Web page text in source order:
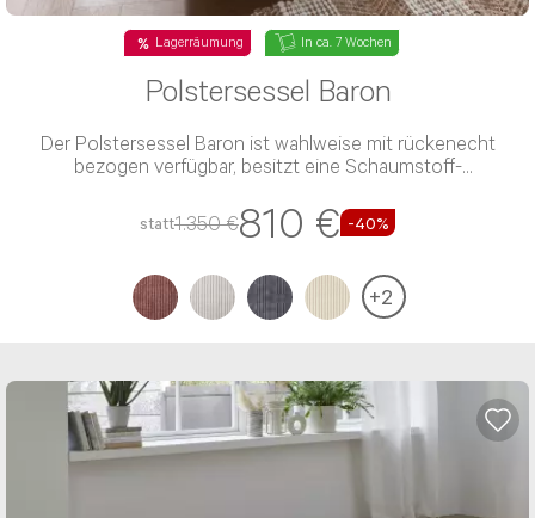
Nachricht*
Lagerräumung In ca. 7 Wochen
Polstersessel Baron
Der Polstersessel Baron ist wahlweise mit rückenecht
bezogen verfügbar, besitzt eine Schaumstoff-
statt1.350 €810 € -40%
+2